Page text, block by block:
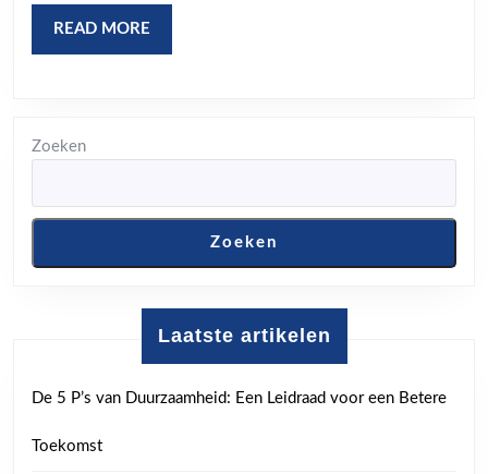
READ MORE
MORE
Zoeken
Zoeken
Laatste artikelen
De 5 P’s van Duurzaamheid: Een Leidraad voor een Betere
Toekomst